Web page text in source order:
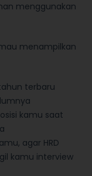
menggunakan
menampilkan
terbaru
kamu saat
agar HRD
kamu interview